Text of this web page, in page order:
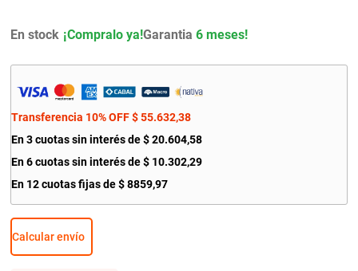
En stock Garantia 6 meses!
Transferencia 10% OFF $ 55.632,38
En 3 cuotas sin interés de $ 20.604,58
En 6 cuotas sin interés de$ 10.302,29
En 12 cuotas fijas de $ 8859,97
Calcular envío
10 . aveo